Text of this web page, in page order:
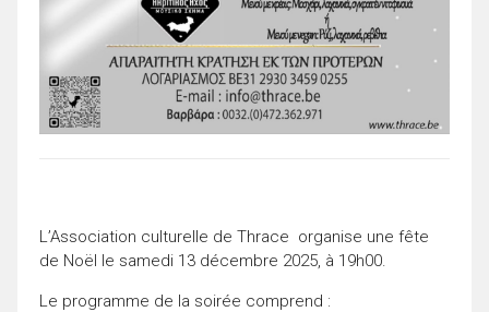
L’Association culturelle de Thrace organise une fête
de Noël le samedi 13 décembre 2025, à 19h00.
Le programme de la soirée comprend :